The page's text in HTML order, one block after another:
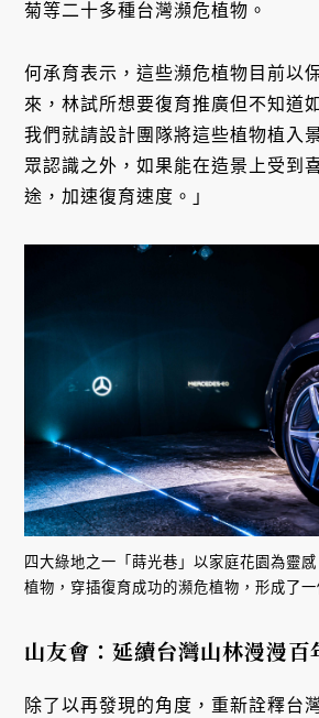
菊等二十多種台灣瀕危植物。
何承育表示，這些瀕危植物目前以
來，林試所想要復育推廣但不知道
我們就請設計團隊將這些植物植入
眾認識之外，如果能在造景上受到
途，加速復育速度。」
四大綠地之一「蒔光巷」以家庭花園為靈
植物，穿插復育成功的瀕危植物，形成了一
山友會：延續台灣山林漫漫百
除了以再發現的角度，重新詮釋台